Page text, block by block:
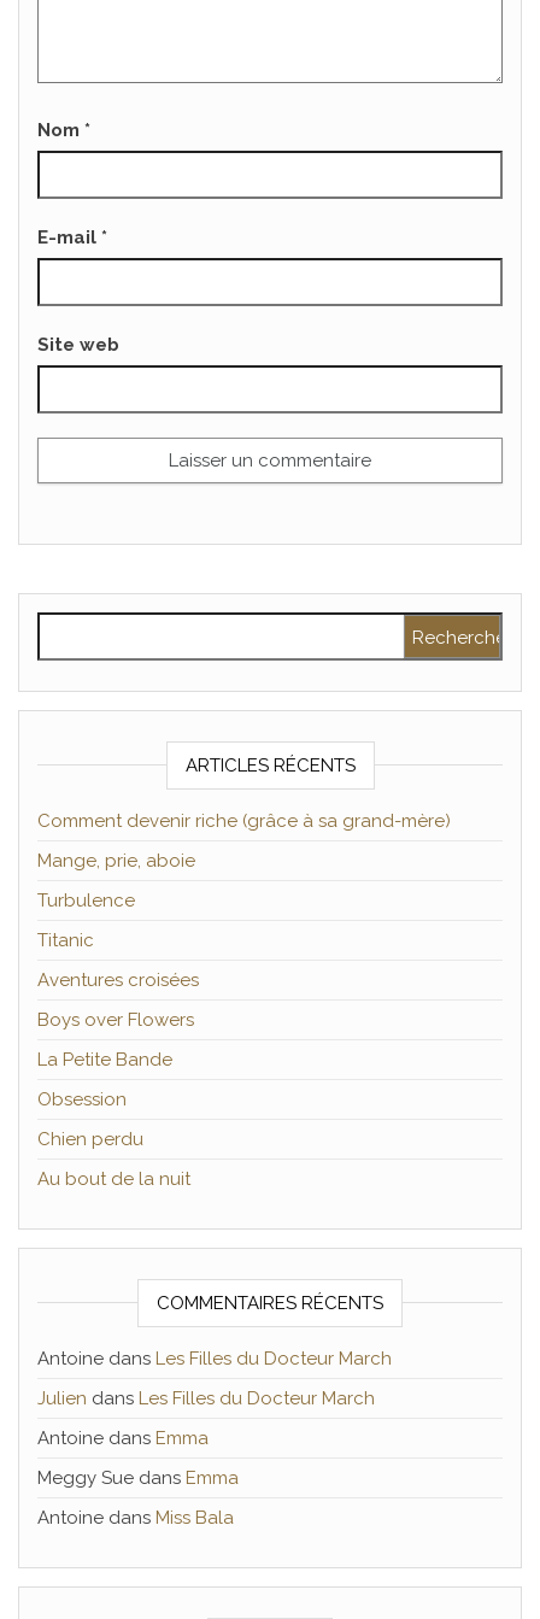
Nom *
E-mail *
Site web
ARTICLES RÉCENTS
Comment devenir riche (grâce à sa grand-mère)
Mange, prie, aboie
Turbulence
Titanic
Aventures croisées
Boys over Flowers
La Petite Bande
Obsession
Chien perdu
Au bout de la nuit
COMMENTAIRES RÉCENTS
Antoine dans Les Filles du Docteur March
Julien dans Les Filles du Docteur March
Antoine dans Emma
Meggy Sue dans Emma
Antoine dans Miss Bala